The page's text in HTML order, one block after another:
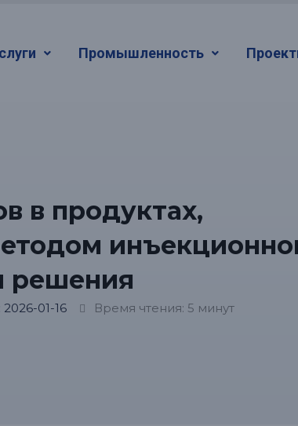
Промышленность
в продуктах,
решения
2026-01-16 Время чтения: 5 минут